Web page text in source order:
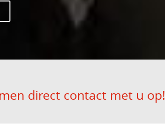
direct contact met u op!